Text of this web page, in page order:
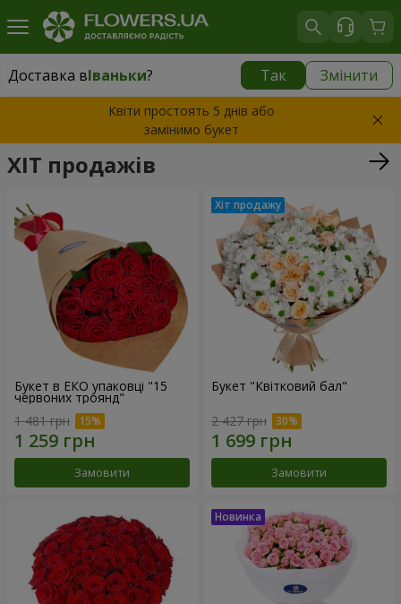
Доставка вІваньки? Так Змінити
Доставка вІваньки|
Квіти простоять 5 днів або
замінимо букет
ХІТ продажів
Букет в ЕКО упаковці "15
червоних троянд"
1 481 грн
Замовити
Букет "Квітковий бал"
2 427 грн
Замовити